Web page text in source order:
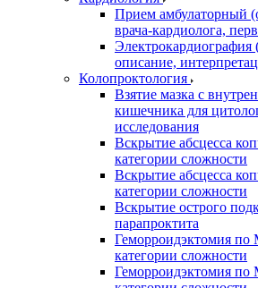
Прием амбулаторный
врача-кардиолога,
Электрокардиография
описание,
Колопроктология
Взятие мазка с
кишечника для
исследования
Вскрытие абсцесса
категории сложности
Вскрытие абсцесса
категории сложности
Вскрытие острого
парапроктита
Геморроидэктомия
категории сложности
Геморроидэктомия